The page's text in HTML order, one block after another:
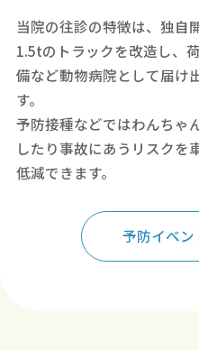
当院の往診の特徴は、独自
1.5tのトラックを改造し、
備など動物病院として届け
す。
予防接種などではわんちゃ
したり事故にあうリスクを
低減できます。
予防イベン